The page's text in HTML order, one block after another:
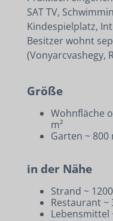
SAT TV,
Kindespielplatz,
Besitzer wohnt
(Vonyarcvashegy,
Größe
Wohnfläche
m²
Garten ~ 800
in der Nähe
Strand ~
Restaurant ~
Lebensmittel